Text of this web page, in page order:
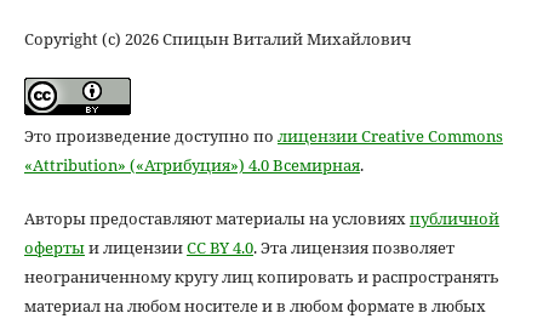
Copyright (c) 2026 Спицын Виталий Михайлович
Это произведение доступно по лицензии Creative Commons
«Attribution» («Атрибуция») 4.0 Всемирная.
Авторы предоставляют материалы на условиях публичной
офертыи лицензииCC BY 4.0. Эта лицензия позволяет
неограниченному кругу лиц копировать и распространять
материал на любом носителе и в любом формате в любых